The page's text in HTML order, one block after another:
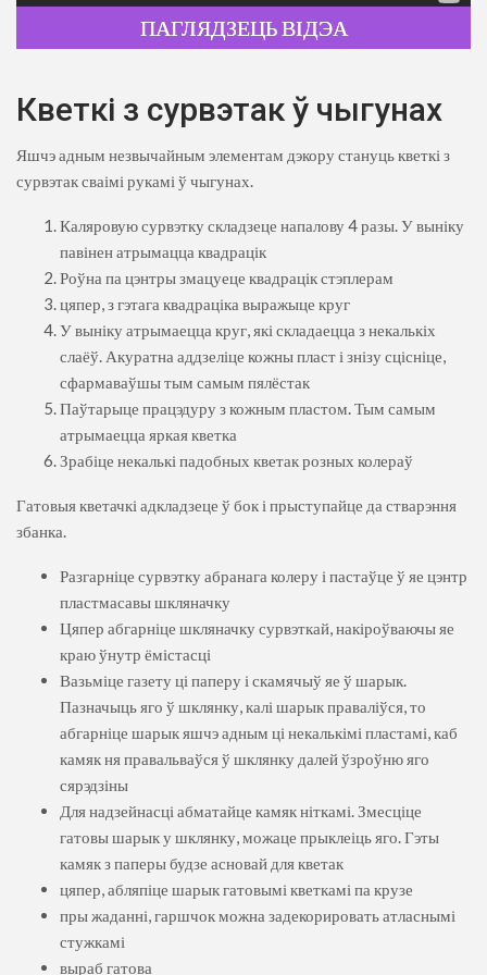
ПАГЛЯДЗЕЦЬ ВІДЭА
Кветкі з сурвэтак ў чыгунах
Яшчэ адным незвычайным элементам дэкору стануць кветкі з
сурвэтак сваімі рукамі ў чыгунах.
Каляровую сурвэтку складзеце напалову 4 разы. У выніку
павінен атрымацца квадрацік
Роўна па цэнтры змацуеце квадрацік стэплерам
цяпер, з гэтага квадраціка выражыце круг
У выніку атрымаецца круг, які складаецца з некалькіх
слаёў. Акуратна аддзеліце кожны пласт і знізу сцісніце,
сфармаваўшы тым самым пялёстак
Паўтарыце працэдуру з кожным пластом. Тым самым
атрымаецца яркая кветка
Зрабіце некалькі падобных кветак розных колераў
Гатовыя кветачкі адкладзеце ў бок і прыступайце да стварэння
збанка.
Разгарніце сурвэтку абранага колеру і пастаўце ў яе цэнтр
пластмасавы шкляначку
Цяпер абгарніце шкляначку сурвэткай, накіроўваючы яе
краю ўнутр ёмістасці
Вазьміце газету ці паперу і скамячыў яе ў шарык.
Пазначыць яго ў шклянку, калі шарык праваліўся, то
абгарніце шарык яшчэ адным ці некалькімі пластамі, каб
камяк ня правальваўся ў шклянку далей ўзроўню яго
сярэдзіны
Для надзейнасці абматайце камяк ніткамі. Змесціце
гатовы шарык у шклянку, можаце прыклеіць яго. Гэты
камяк з паперы будзе асновай для кветак
цяпер, абляпіце шарык гатовымі кветкамі па крузе
пры жаданні, гаршчок можна задекорировать атласнымі
стужкамі
выраб гатова